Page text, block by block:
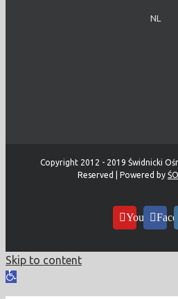
NL
Copyright 2012 - 2019 Świdnicki
Reserved | Powered by
YouTube
Skip to content
Open